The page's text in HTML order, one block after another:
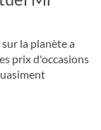
la planète a
prix d'occasions